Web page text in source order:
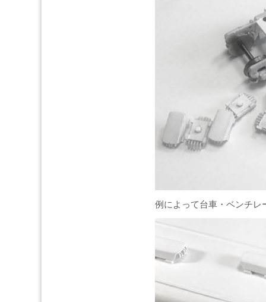
例によって台車・ベンチレ